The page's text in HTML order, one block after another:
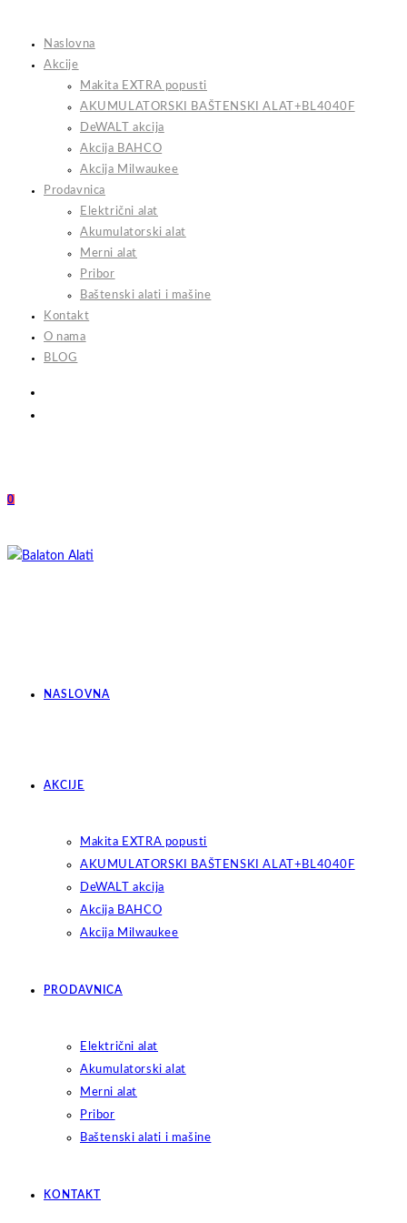
content
Naslovna
Akcije
Makita EXTRA popusti
AKUMULATORSKI BAŠTENSKI ALAT+BL4040F
DeWALT akcija
Akcija BAHCO
Akcija Milwaukee
Prodavnica
Električni alat
Akumulatorski alat
Merni alat
Pribor
Baštenski alati i mašine
Kontakt
O nama
BLOG
0
NASLOVNA
AKCIJE
Makita EXTRA popusti
AKUMULATORSKI BAŠTENSKI ALAT+BL4040F
DeWALT akcija
Akcija BAHCO
Akcija Milwaukee
PRODAVNICA
Električni alat
Akumulatorski alat
Merni alat
Pribor
Baštenski alati i mašine
KONTAKT